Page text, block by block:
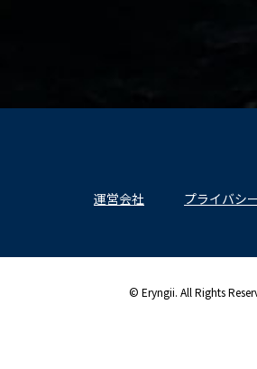
運営会社 プライバシ
© Eryngii. All Rights